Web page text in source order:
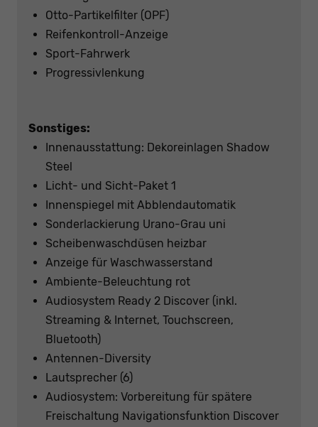
Otto-Partikelfilter (OPF)
Reifenkontroll-Anzeige
Sport-Fahrwerk
Progressivlenkung
Sonstiges:
Innenausstattung: Dekoreinlagen Shadow
Steel
Licht- und Sicht-Paket 1
Innenspiegel mit Abblendautomatik
Sonderlackierung Urano-Grau uni
Scheibenwaschdüsen heizbar
Anzeige für Waschwasserstand
Ambiente-Beleuchtung rot
Audiosystem Ready 2 Discover (inkl.
Streaming & Internet, Touchscreen,
Bluetooth)
Antennen-Diversity
Lautsprecher (6)
Audiosystem: Vorbereitung für spätere
Freischaltung Navigationsfunktion Discover